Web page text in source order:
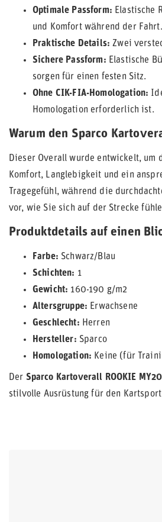
Optimale Passform: Elastische
und Komfort während der Fahrt.
Praktische Details: Zwei
Sichere Passform: Elastische
sorgen für einen festen Sitz.
Ohne CIK-FIA-Homologation:
Homologation erforderlich ist.
Warum den Sparco
Dieser Overall wurde entwickelt, um
Komfort, Langlebigkeit und ein
Tragegefühl, während die
vor, wie Sie sich auf der Strecke
Produktdetails auf einen
Farbe: Schwarz/Blau
Schichten: 1
Gewicht: 160-190 g/m2
Altersgruppe: Erwachsene
Geschlecht: Herren
Hersteller: Sparco
Homologation: Keine (für
Der Sparco Kartoverall ROOKIE
stilvolle Ausrüstung für den Kartsport